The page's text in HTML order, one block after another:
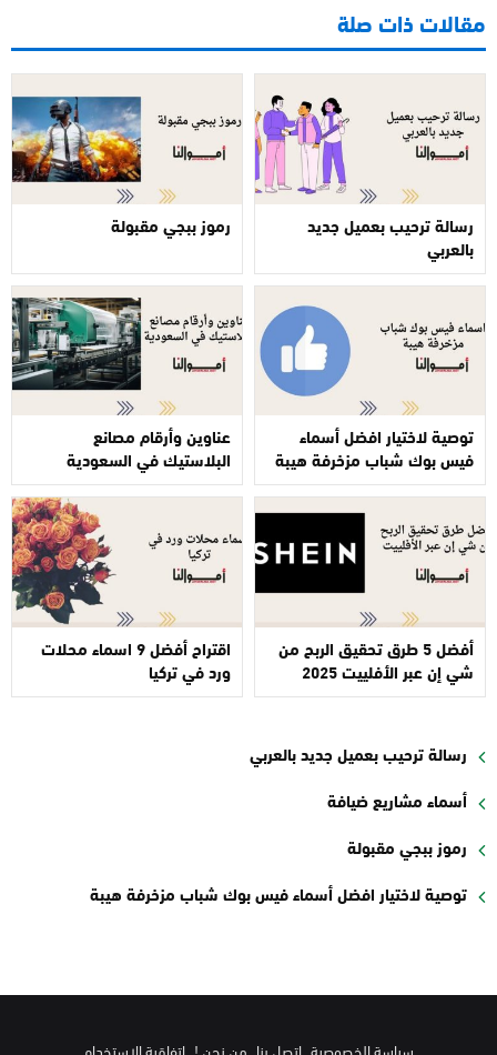
مقالات ذات صلة
رسالة ترحيب بعميل جديد
بالعربي
رموز ببجي مقبولة
توصية لاختيار افضل أسماء
فيس بوك شباب مزخرفة هيبة
عناوين وأرقام مصانع
البلاستيك في السعودية
أفضل 5 طرق تحقيق الربح من
شي إن عبر الأفلييت 2025
اقتراح أفضل 9 اسماء محلات
ورد في تركيا
رسالة ترحيب بعميل جديد بالعربي
أسماء مشاريع ضيافة
رموز ببجي مقبولة
توصية لاختيار افضل أسماء فيس بوك شباب مزخرفة هيبة